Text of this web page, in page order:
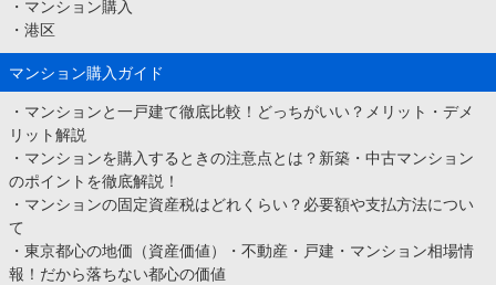
・ マンション購入
・ 港区
マンション購入ガイド
・ マンションと一戸建て徹底比較！どっちがいい？メリット・デメ
リット解説
・ マンションを購入するときの注意点とは？新築・中古マンション
のポイントを徹底解説！
・ マンションの固定資産税はどれくらい？必要額や支払方法につい
て
・ 東京都心の地価（資産価値）・不動産・戸建・マンション相場情
報！だから落ちない都心の価値